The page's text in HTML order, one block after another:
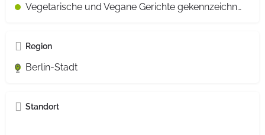
Vegetarische und Vegane Gerichte gekennzeichnet
Region
Berlin-Stadt
Standort